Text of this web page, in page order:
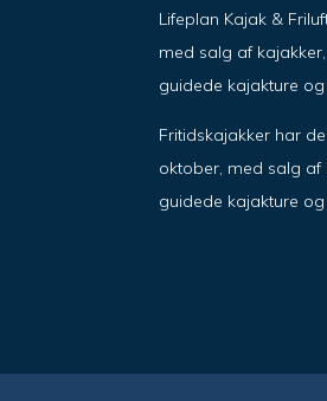
Lifeplan Kajak &
med salg af
guidede kajakture og
Fritidskajakker har
oktober, med salg af
guidede kajakture og